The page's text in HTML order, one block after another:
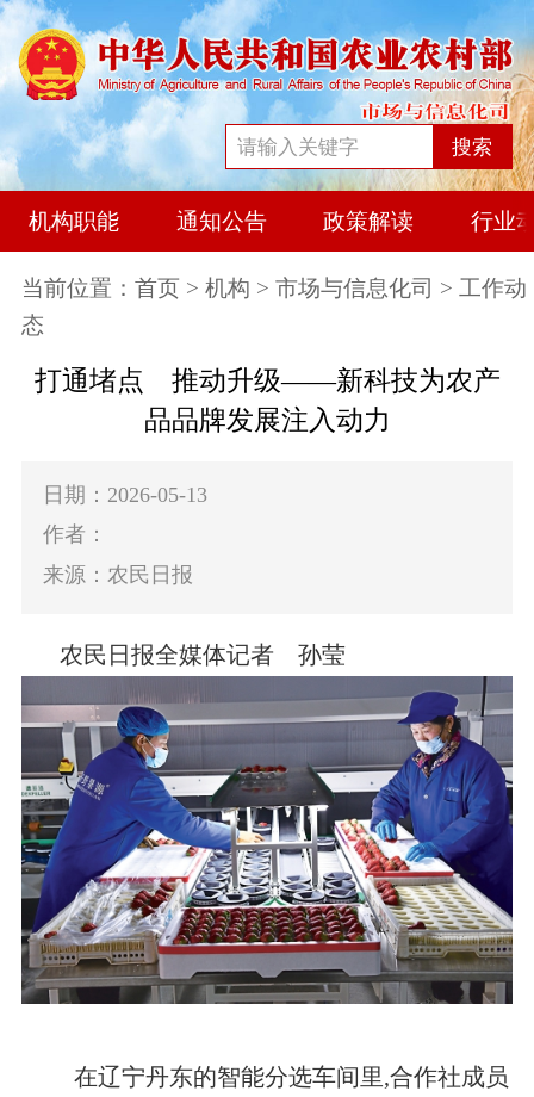
搜索
机构职能 通知公告 政策解读 行业
当前位置： 首页 > 机构 > 市场与信息化司 > 工作动
态
打通堵点 推动升级——新科技为农产
品品牌发展注入动力
日期：2026-05-13
作者：
来源：农民日报
农民日报全媒体记者 孙莹
在辽宁丹东的智能分选车间里,合作社成员